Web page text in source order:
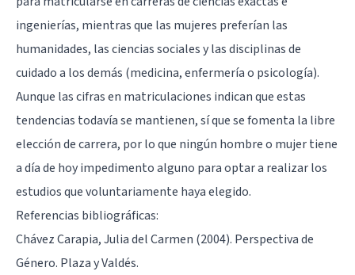
ingenierías, mientras que las mujeres preferían las
humanidades, las ciencias sociales y las disciplinas de
cuidado a los demás (medicina, enfermería o psicología).
Aunque las cifras en matriculaciones indican que estas
tendencias todavía se mantienen, sí que se fomenta la libre
elección de carrera, por lo que ningún hombre o mujer tiene
a día de hoy impedimento alguno para optar a realizar los
estudios que voluntariamente haya elegido.
Referencias bibliográficas:
Chávez Carapia, Julia del Carmen (2004). Perspectiva de
Género. Plaza y Valdés.